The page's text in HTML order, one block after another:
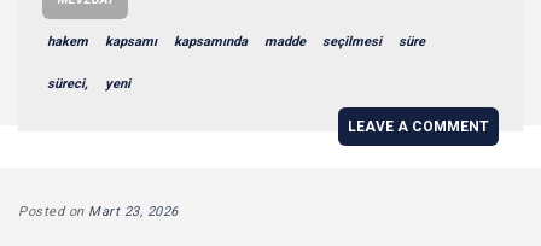
hakem kapsamı kapsamında madde seçilmesi süre
süreci, yeni
LEAVE A COMMENT
Posted on Mart 23, 2026